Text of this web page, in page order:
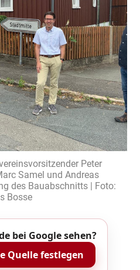
Peter
Samel und Andreas
des Bauabschnitts | Foto:
Bosse
bei Google sehen?
Quelle festlegen